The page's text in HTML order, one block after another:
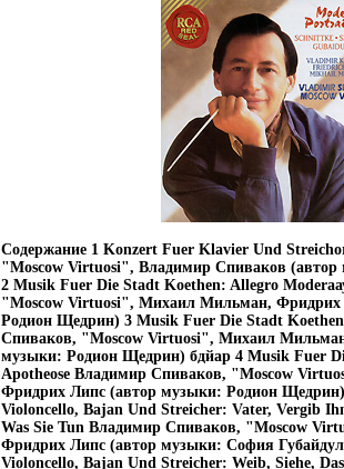
Содержание 1 Konzert Fuer Klavier Und
"Moscow Virtuosi", Владимир Спиваков
2 Musik Fuer Die Stadt Koethen: Allegro
"Moscow Virtuosi", Михаил Мильман, Фридрих
Родион Щедрин) 3 Musik Fuer Die Stadt
Спиваков, "Moscow Virtuosi", Михаил
музыки: Родион Щедрин) бдйар 4 Musik Fuer
Apotheose Владимир Спиваков, "Moscow
Фридрих Липс (автор музыки: Родион Щедрин)
Violoncello, Bajan Und Streicher: Vater, Vergib
Was Sie Tun Владимир Спиваков, "Moscow
Фридрих Липс (автор музыки: София
Violoncello, Bajan Und Streicher: Weib, Siehe,